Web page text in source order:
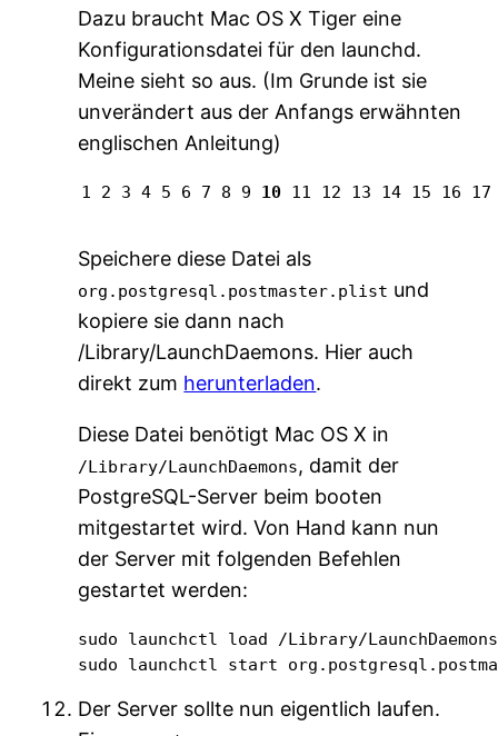
Dazu braucht Mac OS X Tiger eine
Konfigurationsdatei für den launchd.
Meine sieht so aus. (Im Grunde ist sie
unverändert aus der Anfangs erwähnten
englischen Anleitung)
1 2 3 4 5 6 7 8 9 10 11 12 13 14 15 16 17
Speichere diese Datei als
org.postgresql.postmaster.plist und
kopiere sie dann nach
/Library/LaunchDaemons. Hier auch
direkt zum herunterladen.
Diese Datei benötigt Mac OS X in
/Library/LaunchDaemons, damit der
PostgreSQL-Server beim booten
mitgestartet wird. Von Hand kann nun
der Server mit folgenden Befehlen
gestartet werden:
sudo launchctl load /Library/
sudo launchctl start
Der Server sollte nun eigentlich laufen.